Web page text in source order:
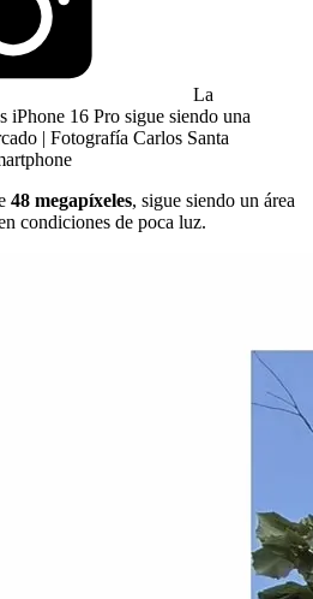
La
iPhone 16 Pro sigue siendo una
| Fotografía Carlos Santa
48 megapíxeles, sigue siendo un área
condiciones de poca luz.